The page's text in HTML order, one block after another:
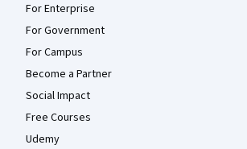
For Enterprise
For Government
For Campus
Become a Partner
Social Impact
Free Courses
Udemy